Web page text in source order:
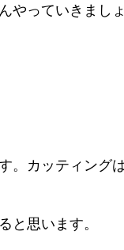
やっていきましょ
カッティング
と思います。